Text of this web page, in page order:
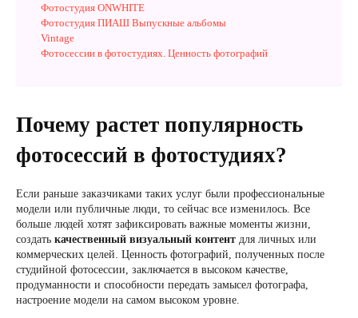
Фотостудия ONWHITE
Фотостудия ПИАШ Выпускные альбомы
Vintage
Фотосессии в фотостудиях. Ценность фотографий
Почему растет популярность
фотосессий в фотостудиях?
Если раньше заказчиками таких услуг были профессиональные
модели или публичные люди, то сейчас все изменилось. Все
больше людей хотят зафиксировать важные моменты жизни,
создать качественный визуальный контент для личных или
коммерческих целей. Ценность фотографий, полученных после
студийной фотосессии, заключается в высоком качестве,
продуманности и способности передать замысел фотографа,
настроение модели на самом высоком уровне.